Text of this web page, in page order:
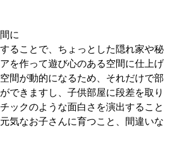
に
ることで、ちょっとした隠れ家や秘
を作って遊び心のある空間に仕上げ
間が動的になるため、それだけで部
できますし、子供部屋に段差を取り
ックのような面白さを演出すること
気なお子さんに育つこと、間違いな